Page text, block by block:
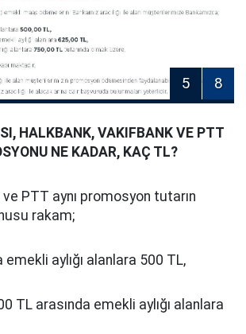
5 8
HALKBANK, VAKIFBANK VE PTT
NE KADAR, KAÇ TL?
PTT aynı promosyon tutarın
rakam;
emekli aylığı alanlara 500 TL,
TL arasında emekli aylığı alanlara